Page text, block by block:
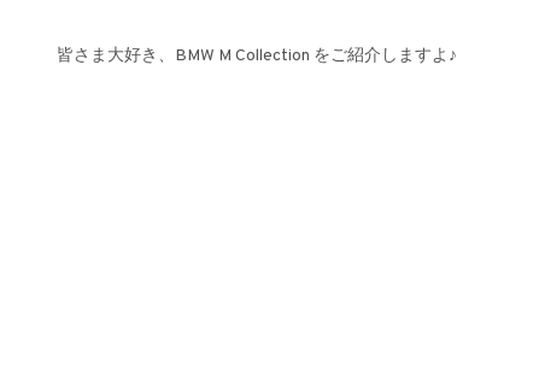
皆さま大好き、BMW M Collection をご紹介しますよ♪